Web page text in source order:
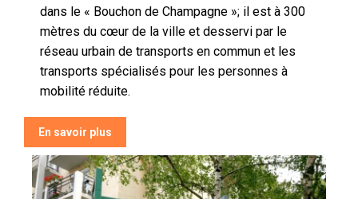
dans le « Bouchon de Champagne »; il est à 300
mètres du cœur de la ville et desservi par le
réseau urbain de transports en commun et les
transports spécialisés pour les personnes à
mobilité réduite.
En savoir plus